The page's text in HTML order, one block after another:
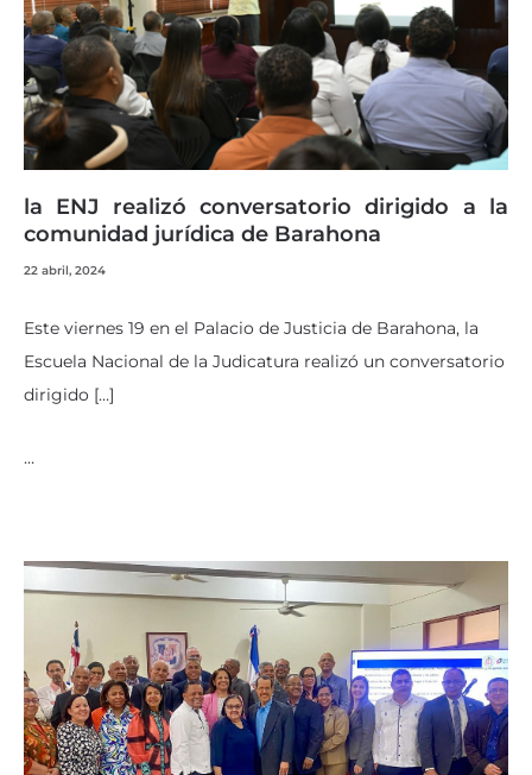
la ENJ realizó conversatorio dirigido a la
comunidad jurídica de Barahona
22 abril, 2024
Este viernes 19 en el Palacio de Justicia de Barahona, la
Escuela Nacional de la Judicatura realizó un conversatorio
dirigido […]
…